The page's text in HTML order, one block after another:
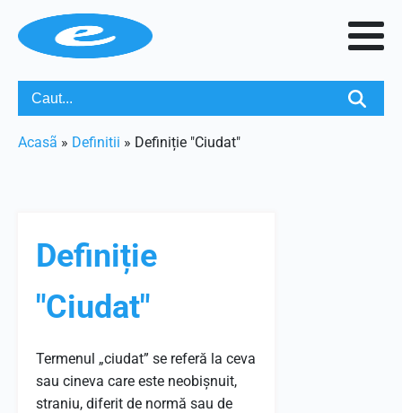
Acasã » Definitii » Definiție "Ciudat"
Definiție
"Ciudat"
Termenul „ciudat” se referă la ceva
sau cineva care este neobișnuit,
straniu, diferit de normă sau de